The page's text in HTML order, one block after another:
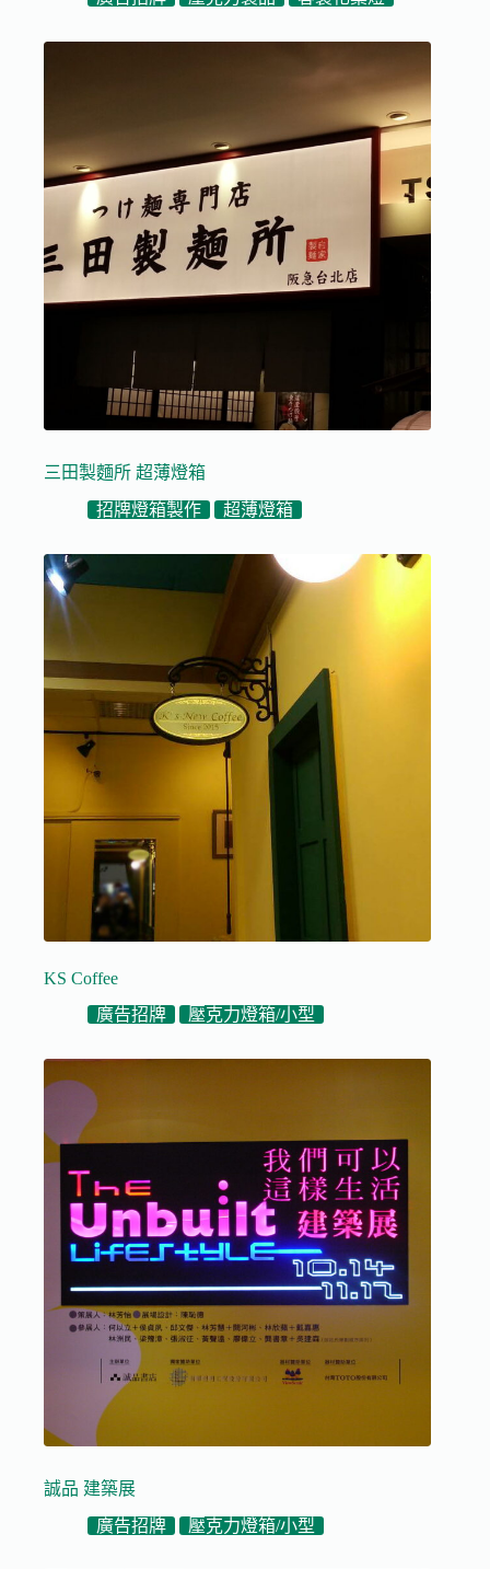
三田製麵所 超薄燈箱
招牌燈箱製作
超薄燈箱
KS Coffee
廣告招牌
壓克力燈箱/小型
誠品 建築展
廣告招牌
壓克力燈箱/小型